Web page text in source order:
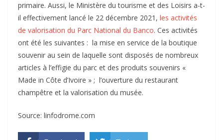
primaire. Aussi, le Ministère du tourisme et des Loisirs a-t-
il effectivement lancé le 22 décembre 2021, les activités
de valorisation du Parc National du Banco. Ces activités
ont été les suivantes : la mise en service de la boutique
souvenir au sein de laquelle sont disposés de nombreux
articles à l’effigie du parc et des produits souvenirs «
Made in Côte d’Ivoire » ; l’ouverture du restaurant
champêtre et la valorisation du musée.
Source: linfodrome.com